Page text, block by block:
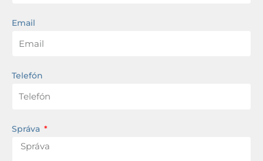
Email
Telefón
Správa